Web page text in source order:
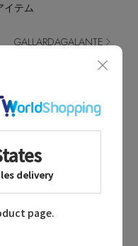
イテム
GALLARDAGALANTE
NEWS
ース